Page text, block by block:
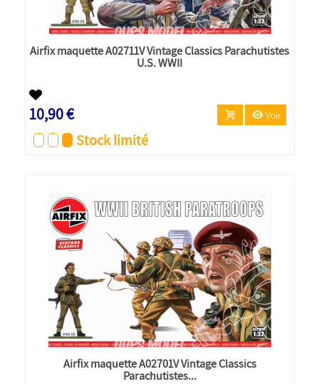
Airfix maquette A02711V Vintage Classics Parachutistes
U.S. WWII
10,90 € Voir
Stock limité
Airfix maquette A02701V Vintage Classics
Parachutistes...